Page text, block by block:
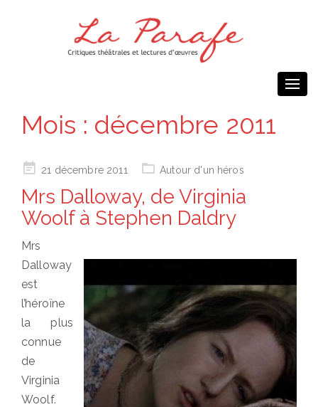
Mois : décembre 2011
Posted21 décembre 2011 Autour d'un héros
Mrs Dalloway, de Virginia
Woolf à Stephen Daldry
Mrs
Dalloway
est
l’héroïne
la plus
connue
de
Virginia
Woolf.